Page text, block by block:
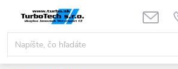
obsah